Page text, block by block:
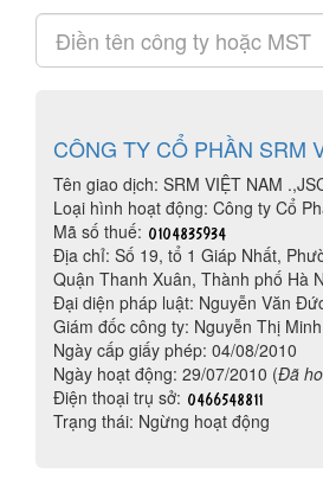
CÔNG TY CỔ PHẦN SRM
Tên giao dịch: SRM VIỆT NAM
Loại hình hoạt động: Công ty Cổ
Mã số thuế:
Địa chỉ: Số 19, tổ 1 Giáp Nhất,
Quận Thanh Xuân, Thành phố Hà
Đại diện pháp luật: Nguyễn Văn
Giám đốc công ty: Nguyễn Thị
Ngày cấp giấy phép: 04/08/2010
Ngày hoạt động: 29/07/2010 (Đã
Điện thoại trụ sở:
Trạng thái: Ngừng hoạt động